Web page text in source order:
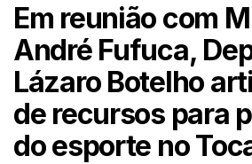
Em reunião com
André Fufuca,
Lázaro Botelho
de recursos para
do esporte no